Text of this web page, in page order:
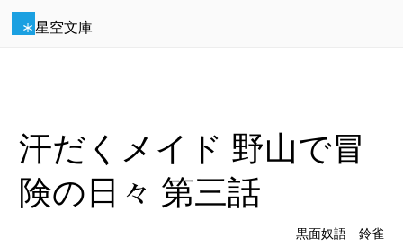
星空文庫
汗だくメイド 野山で冒
険の日々 第三話
黒面奴語 鈴雀